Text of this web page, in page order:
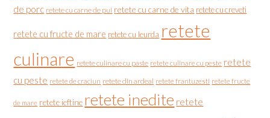
de porc retete cu carne de pui retete cu carne de vita retete cu creveti
retete cu fructe de mare retete cu leurda retete
culinare retete culinare cu paste retete culinare cu peste retete
cu peste retete de craciun retete din ardeal retete frantuzesti retete fructe
de mare retete ieftine retete inedite retete